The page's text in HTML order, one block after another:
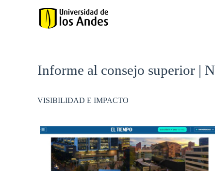
Informe al consejo superior |
VISIBILIDAD E IMPACTO